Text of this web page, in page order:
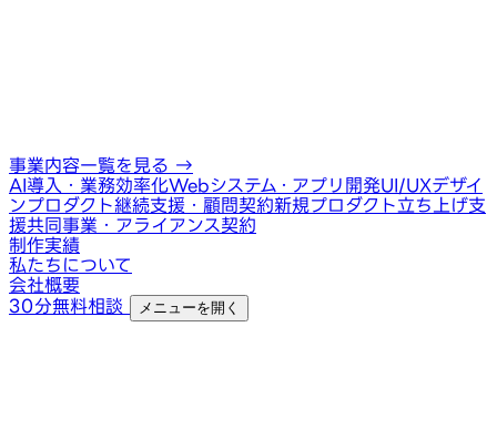
事業内容一覧を見る →
AI導入・業務効率化Webシステム・アプリ開発UI/UXデザイ
ンプロダクト継続支援・顧問契約新規プロダクト立ち上げ支
援共同事業・アライアンス契約
制作実績
私たちについて
会社概要
30分無料相談
メニューを開く